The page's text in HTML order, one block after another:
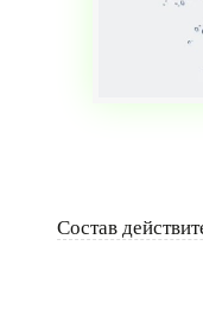
Состав